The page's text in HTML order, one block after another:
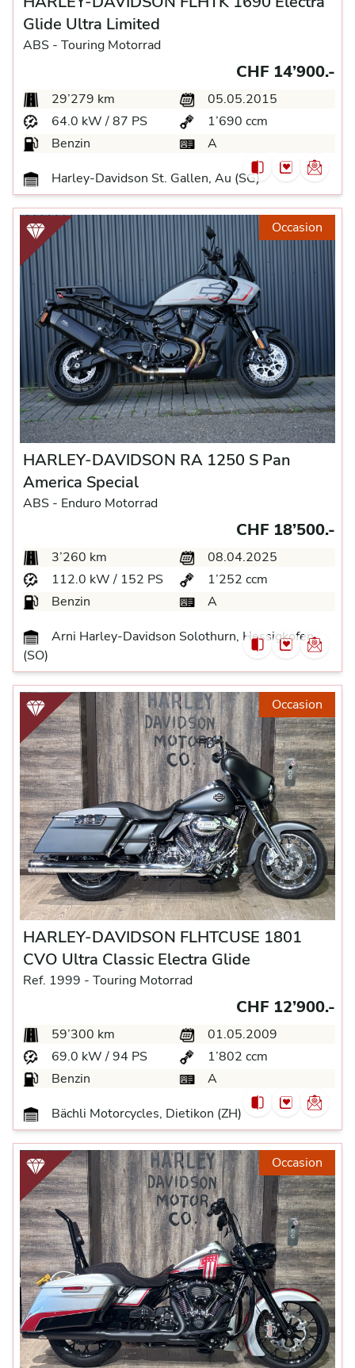
Glide Ultra Limited
ABS - Touring Motorrad
CHF 14’900.-
29’279 km
05.05.2015
64.0 kW / 87 PS
1’690 ccm
Benzin
A
Harley-Davidson St. Gallen, Au (SG)
Occasion
HARLEY-DAVIDSON RA 1250 S Pan
America Special
ABS - Enduro Motorrad
CHF 18’500.-
3’260 km
08.04.2025
112.0 kW / 152 PS
1’252 ccm
Benzin
A
Arni Harley-Davidson Solothurn, Hessigkofen
(SO)
Occasion
HARLEY-DAVIDSON FLHTCUSE 1801
CVO Ultra Classic Electra Glide
Ref. 1999 - Touring Motorrad
CHF 12’900.-
59’300 km
01.05.2009
69.0 kW / 94 PS
1’802 ccm
Benzin
A
Bächli Motorcycles, Dietikon (ZH)
Occasion